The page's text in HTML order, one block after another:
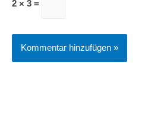
2 × 3 =